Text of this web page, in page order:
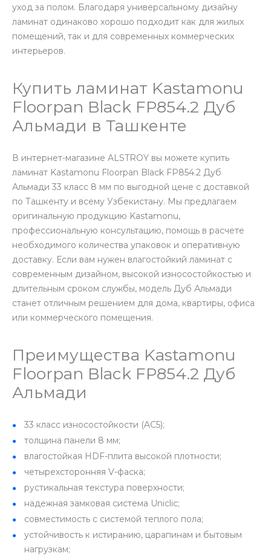
уход за полом. Благодаря универсальному дизайну
ламинат одинаково хорошо подходит как для жилых
помещений, так и для современных коммерческих
интерьеров.
Купить ламинат Kastamonu
Floorpan Black FP854.2 Дуб
Альмади в Ташкенте
В интернет-магазине ALSTROY вы можете купить
ламинат Kastamonu Floorpan Black FP854.2 Дуб
Альмади 33 класс 8 мм по выгодной цене с доставкой
по Ташкенту и всему Узбекистану. Мы предлагаем
оригинальную продукцию Kastamonu,
профессиональную консультацию, помощь в расчете
необходимого количества упаковок и оперативную
доставку. Если вам нужен влагостойкий ламинат с
современным дизайном, высокой износостойкостью и
длительным сроком службы, модель Дуб Альмади
станет отличным решением для дома, квартиры, офиса
или коммерческого помещения.
Преимущества Kastamonu
Floorpan Black FP854.2 Дуб
Альмади
33 класс износостойкости (AC5);
толщина панели 8 мм;
влагостойкая HDF-плита высокой плотности;
четырехсторонняя V-фаска;
рустикальная текстура поверхности;
надежная замковая система Uniclic;
совместимость с системой теплого пола;
устойчивость к истиранию, царапинам и бытовым
нагрузкам;